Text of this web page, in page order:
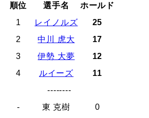
順位
選手名
ホールド
1
レイノルズ
25
2
中川 虎大
17
3
伊勢 大夢
12
4
ルイーズ
11
--------
-
東 克樹
0